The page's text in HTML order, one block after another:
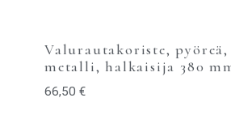
Valurautakoriste,
metalli, halkaisija 380
66,50 €